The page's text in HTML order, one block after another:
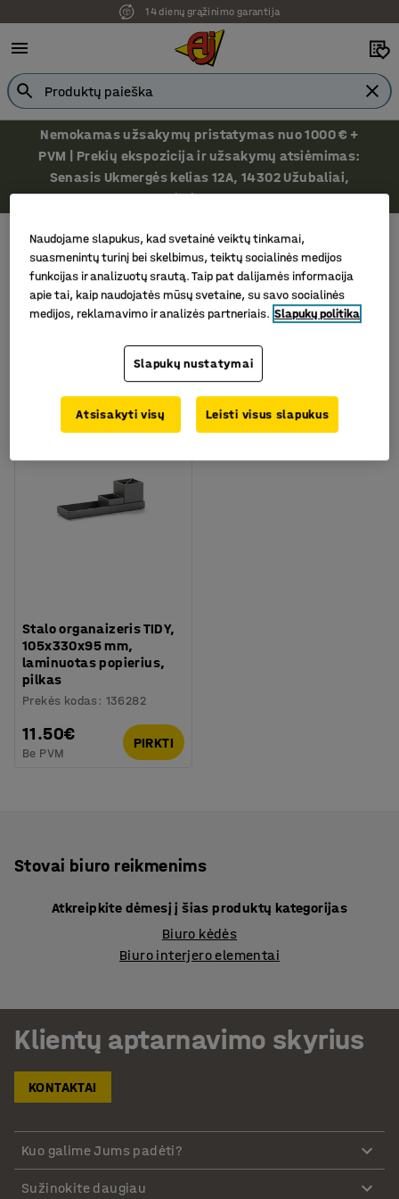
14 dienų grąžinimo garantija
Nemokamas užsakymų pristatymas nuo 1000 € +
PVM | Prekių ekspozicija ir užsakymų atsiėmimas:
Senasis Ukmergės kelias 12A, 14302 Užubaliai,
Vilniaus r.
Stovai biuro reikmenims
Filtras
Stalo organaizeris TIDY,
105x330x95 mm,
laminuotas popierius,
pilkas
Prekės kodas : 136282
11.50€
Be PVM
PIRKTI
Stovai biuro reikmenims
Atkreipkite dėmesį į šias produktų kategorijas
Biuro kėdės
Biuro interjero elementai
Klientų aptarnavimo skyrius
KONTAKTAI
Kuo galime Jums padėti?
Sužinokite daugiau
Naudojame slapukus, kad svetainė veiktų tinkamai,
suasmenintų turinį bei skelbimus, teiktų socialinės medijos
funkcijas ir analizuotų srautą. Taip pat dalijamės informacija
apie tai, kaip naudojatės mūsų svetaine, su savo socialinės
medijos, reklamavimo ir analizės partneriais. Slapukų politika
Slapukų nustatymai
Atsisakyti visų Leisti visus slapukus